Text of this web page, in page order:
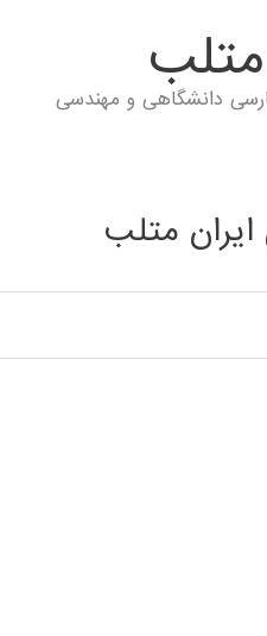
متلب
دانشگاهی و مهندسی
متلب